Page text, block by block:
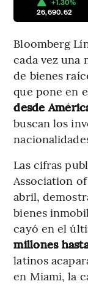
+1.30%
26,690.62
Bloomberg
cada vez una
de bienes
que pone en
desde
buscan los
Las cifras
Association
abril,
bienes
cayó en el
millones
latinos
en Miami, la